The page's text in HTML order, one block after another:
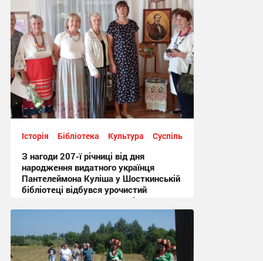
Історія Бібліотека Культура Суспільство
З нагоди 207-ї річниці від дня
народження видатного українця
Пантелеймона Куліша у Шосткинській
бібліотеці відбувся урочистий
культурно-мистецький захід + Фото
12:44, 7.08.2026